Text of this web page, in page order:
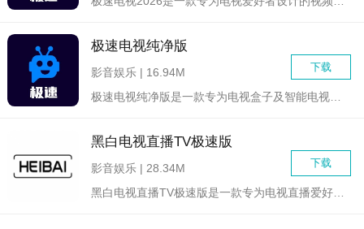
极速电视纯净版
下载
影音娱乐 | 16.94M
黑白电视直播TV极速版
下载
影音娱乐 | 28.34M